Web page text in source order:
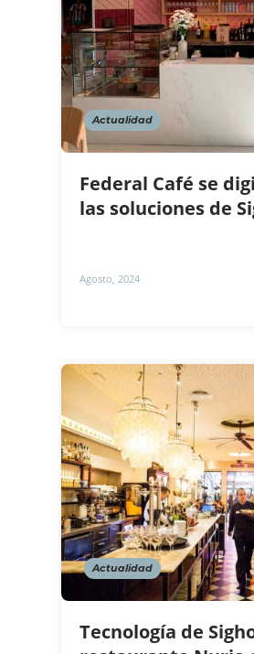
Actualidad
Federal Café se
las soluciones de
Agosto, 2024
Actualidad
Tecnología de